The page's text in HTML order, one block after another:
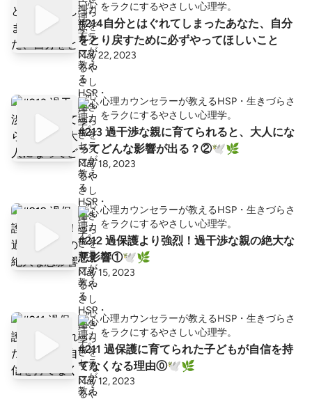
をラクにするやさしい心理学。
#214自分とはぐれてしまったあなた、自分
をとり戻すために必ずやってほしいこと
May 22, 2023
心理カウンセラーが教えるHSP・生きづらさ
をラクにするやさしい心理学。
#213 過干渉な親に育てられると、大人にな
ってどんな影響が出る？②🕊🌿
May 18, 2023
心理カウンセラーが教えるHSP・生きづらさ
をラクにするやさしい心理学。
#212 過保護より強烈！過干渉な親の絶大な
悪影響①🕊🌿
May 15, 2023
心理カウンセラーが教えるHSP・生きづらさ
をラクにするやさしい心理学。
#211 過保護に育てられた子どもが自信を持
てなくなる理由⓪🕊🌿
May 12, 2023